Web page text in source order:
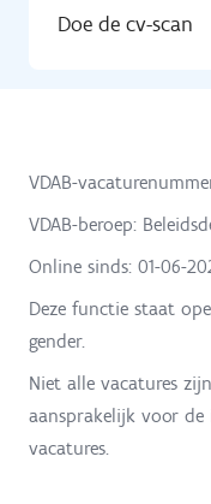
Doe de cv-scan
VDAB-
VDAB-beroep:
Online sinds: 01-06-
Deze functie staat
gender.
Niet alle vacatures
aansprakelijk voor de
vacatures.